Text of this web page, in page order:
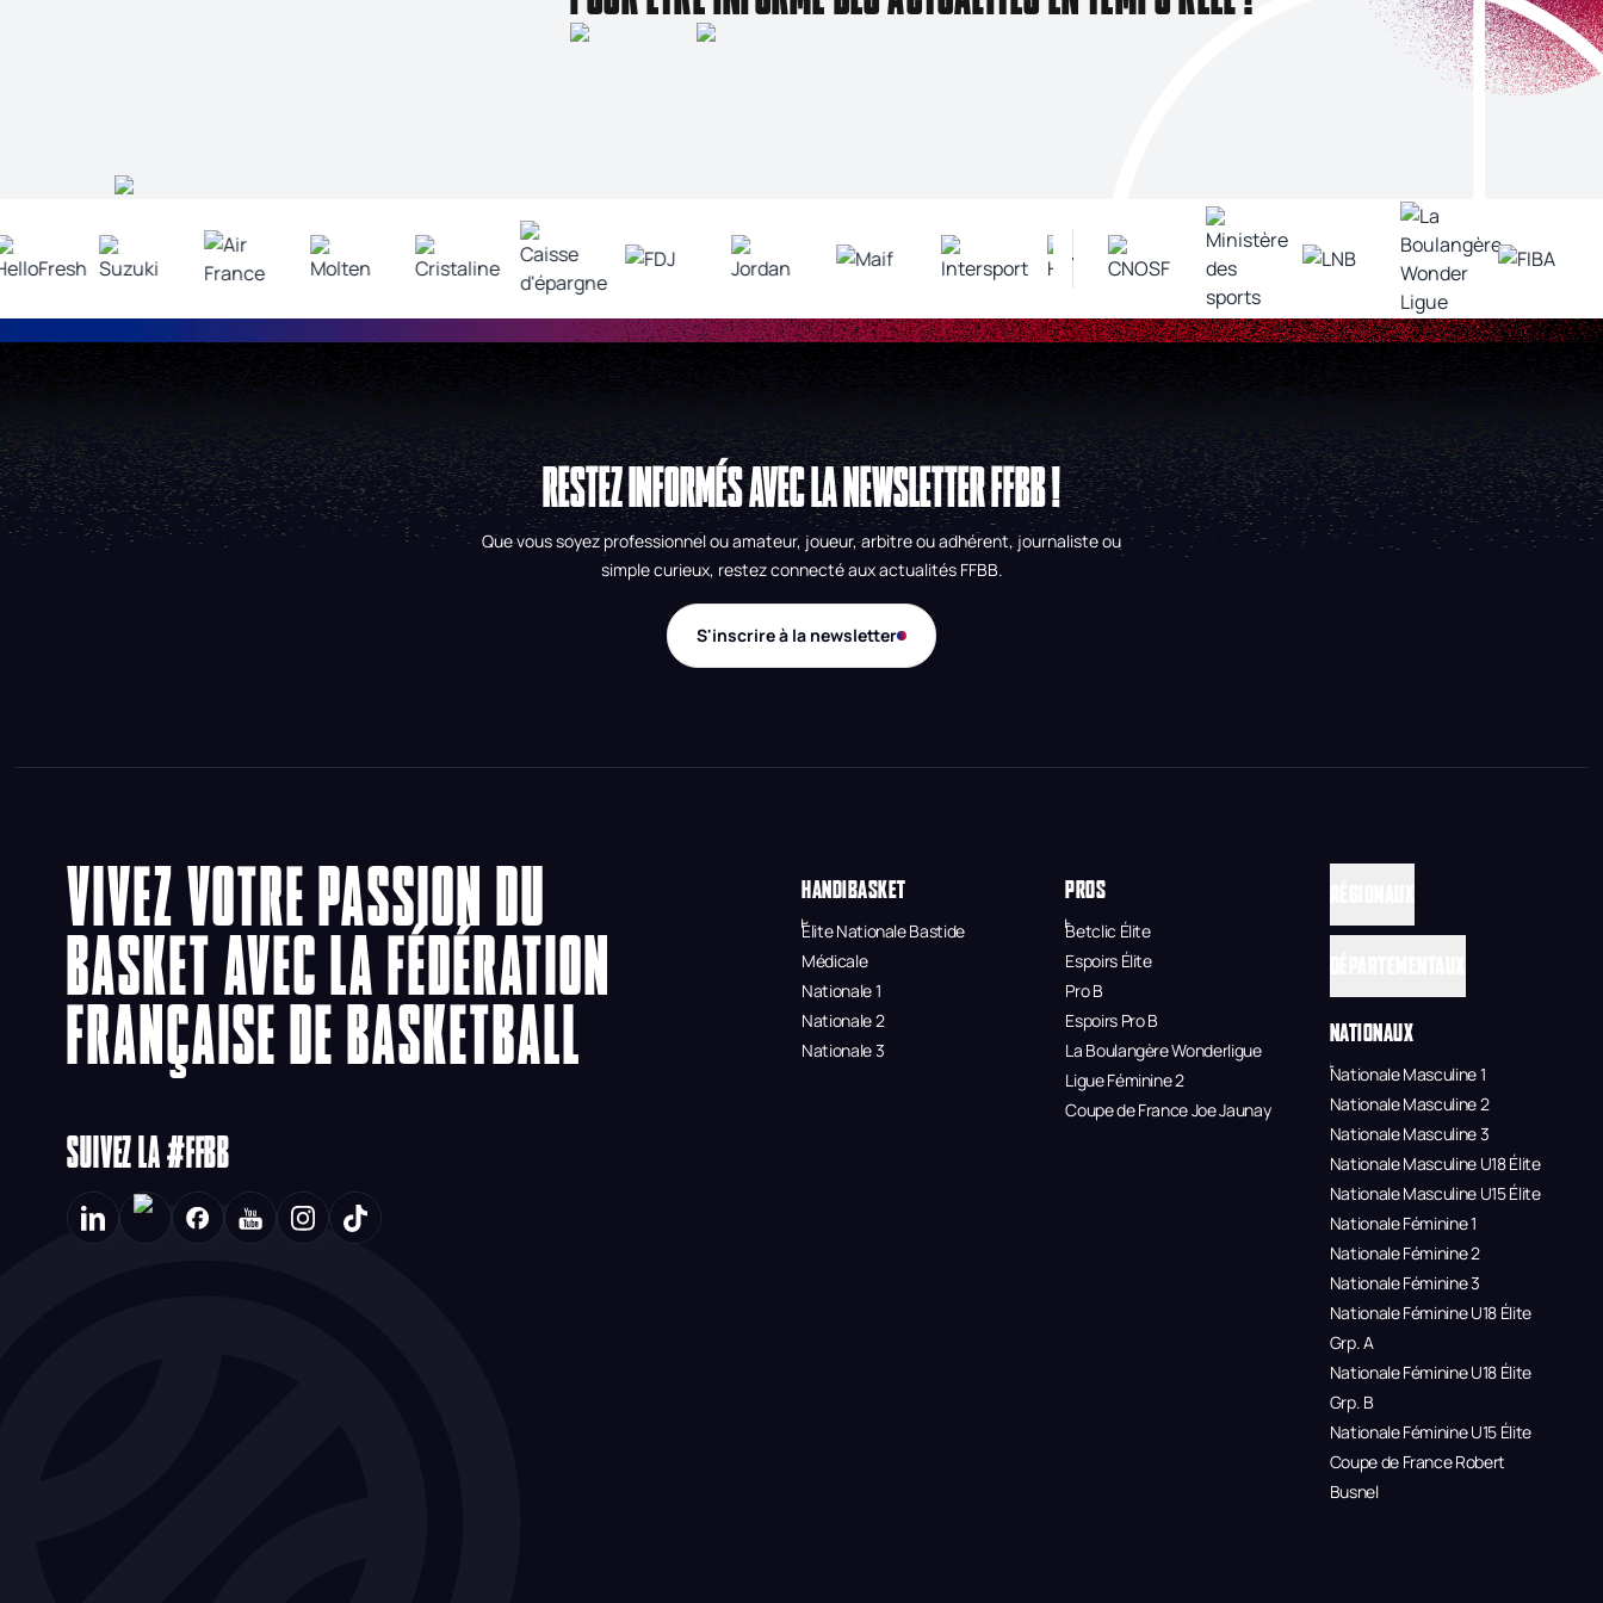
RESTEZ INFORMÉS AVEC LA NEWSLETTER FFBB !
Que vous soyez professionnel ou amateur, joueur, arbitre ou adhérent, journaliste ou
simple curieux, restez connecté aux actualités FFBB.
S'inscrire à la newsletter
VIVEZ VOTRE PASSION DU
BASKET AVEC LA FÉDÉRATION
FRANÇAISE DE BASKETBALL
SUIVEZ LA #FFBB
HANDIBASKET
Élite Nationale Bastide
Médicale
Nationale 1
Nationale 2
Nationale 3
PROS
Betclic Élite
Espoirs Élite
Pro B
Espoirs Pro B
La Boulangère Wonderligue
Ligue Féminine 2
Coupe de France Joe Jaunay
NATIONAUX
Nationale Masculine 1
Nationale Masculine 2
Nationale Masculine 3
Nationale Masculine U18 Élite
Nationale Masculine U15 Élite
Nationale Féminine 1
Nationale Féminine 2
Nationale Féminine 3
Nationale Féminine U18 Élite
Grp. A
Nationale Féminine U18 Élite
Grp. B
Nationale Féminine U15 Élite
Coupe de France Robert
Busnel